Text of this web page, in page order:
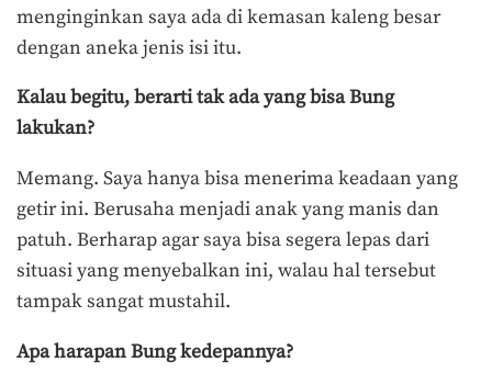
menginginkan saya ada di kemasan kaleng besar
dengan aneka jenis isi itu.
Kalau begitu, berarti tak ada yang bisa Bung
lakukan?
Memang. Saya hanya bisa menerima keadaan yang
getir ini. Berusaha menjadi anak yang manis dan
patuh. Berharap agar saya bisa segera lepas dari
situasi yang menyebalkan ini, walau hal tersebut
tampak sangat mustahil.
Apa harapan Bung kedepannya?